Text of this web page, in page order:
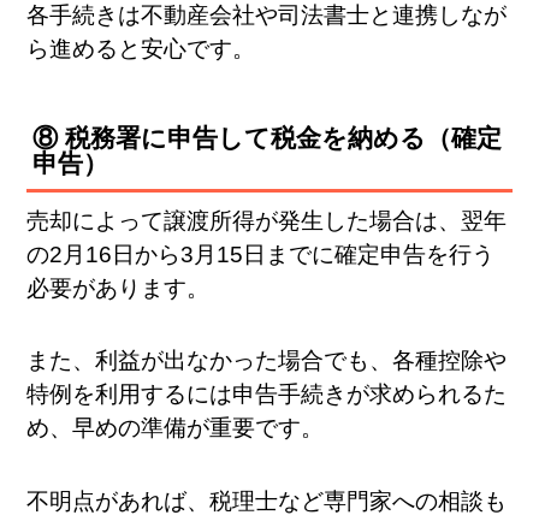
各手続きは不動産会社や司法書士と連携しなが
ら進めると安心です。
⑧ 税務署に申告して税金を納める（確定
申告）
売却によって譲渡所得が発生した場合は、翌年
の2月16日から3月15日までに確定申告を行う
必要があります。
また、利益が出なかった場合でも、各種控除や
特例を利用するには申告手続きが求められるた
め、早めの準備が重要です。
不明点があれば、税理士など専門家への相談も